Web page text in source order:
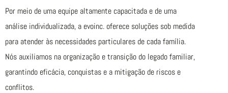
Por meio de uma equipe altamente capacitada e de uma
análise individualizada, a evoinc. oferece soluções sob medida
para atender às necessidades particulares de cada família.
Nós auxiliamos na organização e transição do legado familiar,
garantindo eficácia, conquistas e a mitigação de riscos e
conflitos.